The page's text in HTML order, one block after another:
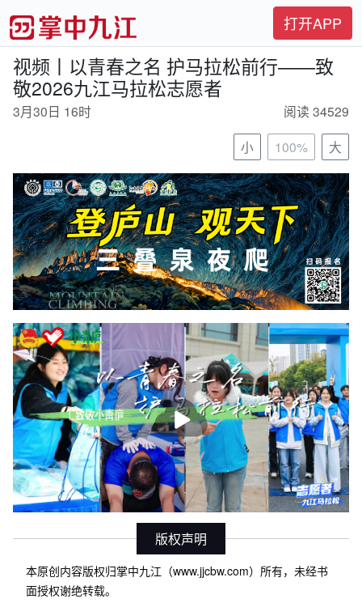
打开APP
视频丨以青春之名 护马拉松前行——致
敬2026九江马拉松志愿者
3月30日 16时
阅读 34529
小
100% 大
播
放
版权声明
本原创内容版权归掌中九江（www.jjcbw.com）所有，未经书
面授权谢绝转载。